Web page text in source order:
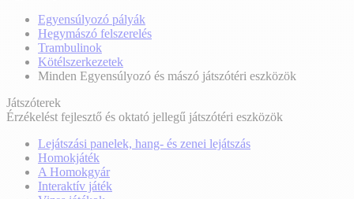
Egyensúlyozó pályák
Hegymászó felszerelés
Trambulinok
Kötélszerkezetek
Minden Egyensúlyozó és mászó játszótéri eszközök
Játszóterek
Érzékelést fejlesztő és oktató jellegű játszótéri eszközök
Lejátszási panelek, hang- és zenei lejátszás
Homokjáték
A Homokgyár
Interaktív játék